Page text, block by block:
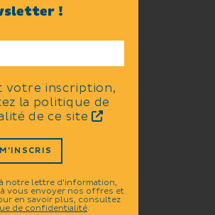
!
votre inscription,
la politique de
de ce site
notre lettre d'information,
vous envoyer nos offres et
en savoir plus, consultez
de confidentialité.